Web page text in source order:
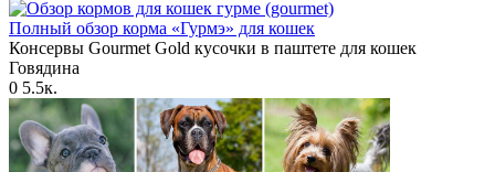
Полный обзор корма «Гурмэ» для кошек
Консервы Gourmet Gold кусочки в паштете для кошек
Говядина
0 5.5к.